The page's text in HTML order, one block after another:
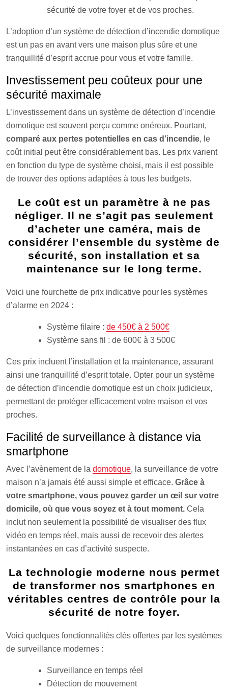
sécurité de votre foyer et de vos proches.
L’adoption d’un système de détection d’incendie domotique
est un pas en avant vers une maison plus sûre et une
tranquillité d’esprit accrue pour vous et votre famille.
Investissement peu coûteux pour une
sécurité maximale
L’investissement dans un système de détection d’incendie
domotique est souvent perçu comme onéreux. Pourtant,
comparé aux pertes potentielles en cas d’incendie, le
coût initial peut être considérablement bas. Les prix varient
en fonction du type de système choisi, mais il est possible
de trouver des options adaptées à tous les budgets.
Le coût est un paramètre à ne pas
négliger. Il ne s’agit pas seulement
d’acheter une caméra, mais de
considérer l’ensemble du système de
sécurité, son installation et sa
maintenance sur le long terme.
Voici une fourchette de prix indicative pour les systèmes
d’alarme en 2024 :
Système filaire : de 450€ à 2 500€
Système sans fil : de 600€ à 3 500€
Ces prix incluent l’installation et la maintenance, assurant
ainsi une tranquillité d’esprit totale. Opter pour un système
de détection d’incendie domotique est un choix judicieux,
permettant de protéger efficacement votre maison et vos
proches.
Facilité de surveillance à distance via
smartphone
Avec l’avènement de la domotique, la surveillance de votre
maison n’a jamais été aussi simple et efficace. Grâce à
votre smartphone, vous pouvez garder un œil sur votre
domicile, où que vous soyez et à tout moment. Cela
inclut non seulement la possibilité de visualiser des flux
vidéo en temps réel, mais aussi de recevoir des alertes
instantanées en cas d’activité suspecte.
La technologie moderne nous permet
de transformer nos smartphones en
véritables centres de contrôle pour la
sécurité de notre foyer.
Voici quelques fonctionnalités clés offertes par les systèmes
de surveillance modernes :
Surveillance en temps réel
Détection de mouvement